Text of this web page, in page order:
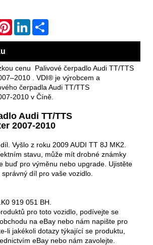
PinterestLinkedIn
cenu Palivové čerpadlo Audi TT/TTS
. VDI® je výrobcem a
čerpadla Audi TT/TTS
2010 v Číně.
Audi TT/TTS
2007-2010
Vyšlo z roku 2009 AUDI TT 8J MK2.
stavu, může mít drobné známky
buď pro výměnu nebo upgrade. Ujistěte
díl pro vaše vozidlo.
919 051 BH.
pro toto vozidlo, podívejte se
na eBay nebo nám napište pro
li jakékoli dotazy týkající se produktu,
eBay nebo nám zavolejte.